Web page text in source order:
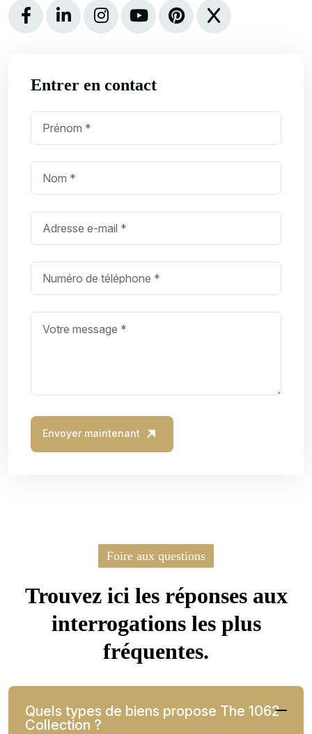
Entrer en contact
Envoyer maintenant
Foire aux questions
Trouvez ici les réponses aux
interrogations les plus
fréquentes.
Quels types de biens propose The 1062
Collection ?